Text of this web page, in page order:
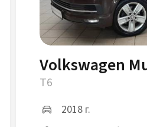
Volkswagen
T6
2018 г.